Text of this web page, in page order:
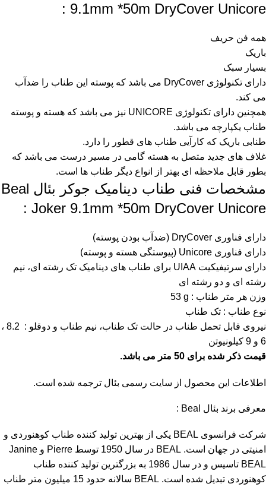
9.1mm *50m DryCover Unicore :
همه فن حریف
باریک
بسیار سبک
دارای تکنولوژی DryCover می باشد که پوسته این طناب را ضدآب
می کند.
همچنین دارای تکنولوژی UNICORE نیز می باشد که هسته و پوسته
طناب یکپارچه می باشد.
طنابی باریک که کارآیی طناب های قطور را دارد.
غلاف های جدید متصل به هسته گامی در مسیر درست می باشد که
بطور قابل ملاحظه ای بهتر از انواع دیگر طناب ها است.
مشخصات فنی طناب دینامیک جوکر بئال Beal
Joker 9.1mm *50m DryCover Unicore :
دارای فناوری DryCover (ضدآب بودن پوسته)
دارای فناوری Unicore (پیوستگی هسته و پوسته)
دارای سرتیفیکیت UIAA برای طناب های دینامیک تک رشته ای، نیم
رشته ای و دو رشته ای
وزن هر متر طناب : 53 g
نوع طناب : تک طناب
نیروی قابل تحمل طناب در حالت تک طناب، نیم طناب و دوقلو : 8.2 ،
6 و 9 کیلونیوتن
قیمت ذکر شده برای 50 متر می باشد.
اطلاعات این محصول از سایت رسمی بئال ترجمه شده است.
معرفی برند بئال Beal :
شرکت فرانسوی BEAL یکی از بهترین تولید کننده طناب کوهنوردی و
امنیتی در جهان است. BEAL در سال 1950 توسط Pierre و Janine
BEAL تاسیس و در سال 1986 به بزرگترین تولید کننده طناب
کوهنوردی تبدیل شده است. BEAL سالانه حدود 15 میلیون متر طناب